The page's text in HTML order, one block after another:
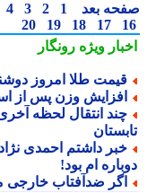
بعد 1
2
3
4
5
17
18
19
20
ویژهرونگار
طلا امروز دوشنبه 19 مرداد 1405
وزن پس از
انتقال لحظه آخری/
داشتم احمدی نژاد
ام بود!
ضدآفتاب خارجی می